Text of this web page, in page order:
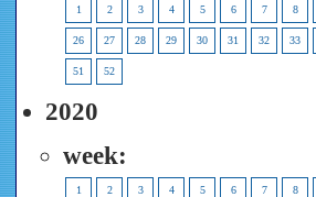
1 2 3 4 5 6 7 8
26 27 28 29 30 31 32 33
51 52
2020
week:
1 2 3 4 5 6 7 8